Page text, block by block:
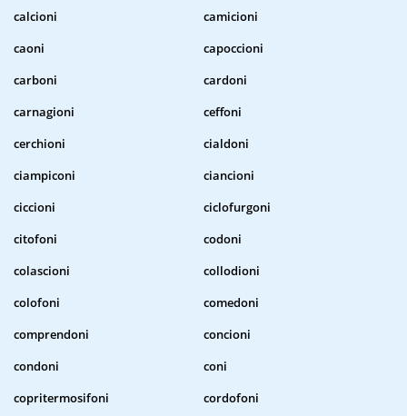
calcioni
camicioni
caoni
capoccioni
carboni
cardoni
carnagioni
ceffoni
cerchioni
cialdoni
ciampiconi
ciancioni
ciccioni
ciclofurgoni
citofoni
codoni
colascioni
collodioni
colofoni
comedoni
comprendoni
concioni
condoni
coni
copritermosifoni
cordofoni